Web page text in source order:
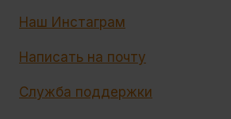
Наш Инстаграм
Написать на почту
Служба поддержки